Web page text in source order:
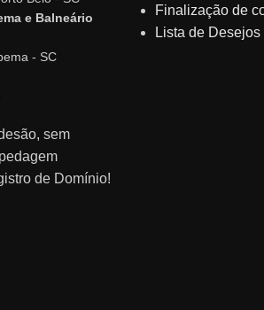
e Balneário
- SC
sem
de Domínio!
Finalização de
Lista de Desejos